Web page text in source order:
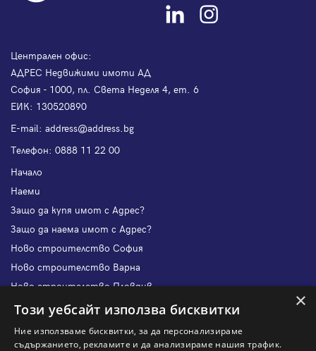
Централен офис:
АДРЕС Недвижими имоти АД
София - 1000, пл. Света Неделя 4, ет. 6
ЕИК: 130520890
Е-mail: address@address.bg
Телефон: 0888 11 22 00
Начало
Наеми
Защо да купя имот с Адрес?
Защо да наема имот с Адрес?
Ново строителство София
Ново строителство Варна
Ново строителство Пловдив
Ново строителство Бургас
Защо да отдам имот с Адрес?
×
Този уебсайт използва бисквитки
Ние използваме бисквитки, за да персонализираме
съдържанието, рекламите и да анализираме нашия трафик.